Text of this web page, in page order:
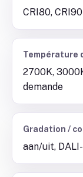
CRI80, CRI90
Température
2700K,
demande
Gradation /
aan/uit,